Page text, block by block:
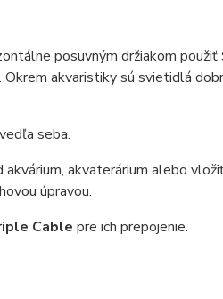
posuvným držiakom použiť
akvaristiky sú svietidlá
seba.
akvaterárium alebo
úpravou.
Cable pre ich prepojenie.